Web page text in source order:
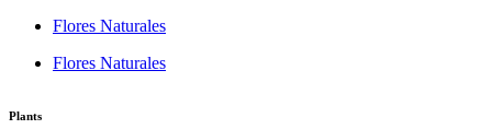
Flores Naturales
Flores Naturales
Plants